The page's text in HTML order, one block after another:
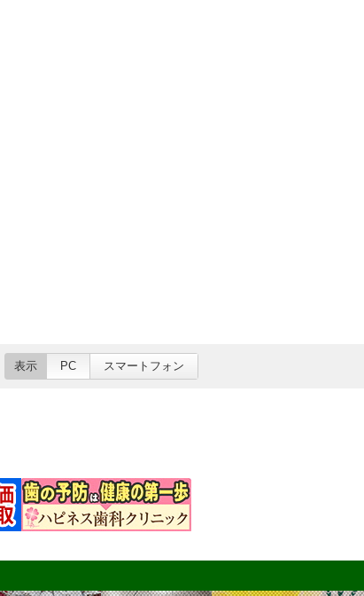
表示 PC スマートフォン